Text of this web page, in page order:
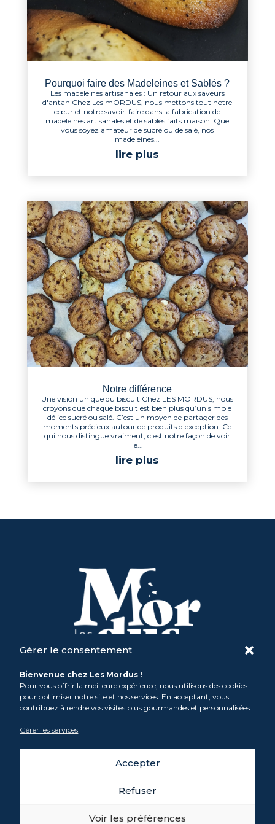
Gérer le consentement
Bienvenue chez Les Mordus !
Pour vous offrir la meilleure expérience, nous utilisons des cookies
pour optimiser notre site et nos services. En acceptant, vous
contribuez à rendre vos visites plus gourmandes et personnalisées.
Gérer les services
Accepter
Refuser
Voir les préférences
Pourquoi faire des Madeleines et Sablés ?
Les madeleines artisanales : Un retour aux saveurs
d'antan Chez Les mORDUS, nous mettons tout notre
cœur et notre savoir-faire dans la fabrication de
madeleines artisanales et de sablés faits maison. Que
vous soyez amateur de sucré ou de salé, nos
madeleines...
lire plus
Notre différence
Une vision unique du biscuit Chez LES MORDUS, nous
croyons que chaque biscuit est bien plus qu’un simple
délice sucré ou salé. C’est un moyen de partager des
moments précieux autour de produits d'exception. Ce
qui nous distingue vraiment, c'est notre façon de voir
le...
lire plus
SARL M Comme Madeleine
contact@atelier-mordus.fr
Mat: 06 81 93 21 12 /Max: 06 49 46 99 84
Mentions légales &
 